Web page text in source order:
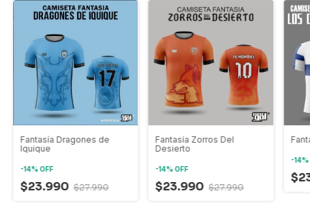
Fantasía Dragones de
Iquique
-14%OFF
$23.990 $27.990
Fantasía Zorros Del
Desierto
-14%OFF
$23.990 $27.990
-14%